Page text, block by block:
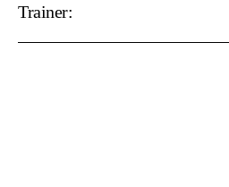
Trainer: